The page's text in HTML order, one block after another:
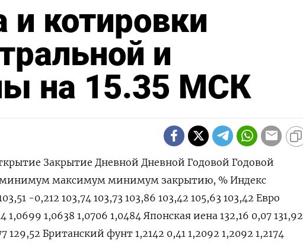
и котировки
и
на 15.35 МСК
Закрытие Дневной Дневной Годовой Годовой
максимум минимум закрытию, % Индекс
-0,212 103,74 103,73 103,86 103,42 105,63 103,42 Евро
1,0699 1,0638 1,0706 1,0484 Японская иена 132,16 0,07 131,92
129,52 Британский фунт 1,2142 0,41 1,2092 1,2092 1,2174